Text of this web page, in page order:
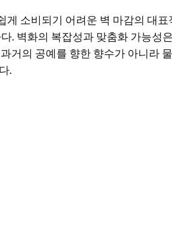
게 소비되기 어려운 벽 마감의 대
. 벽화의 복잡성과 맞춤화 가능성
거의 공예를 향한 향수가 아니라
.